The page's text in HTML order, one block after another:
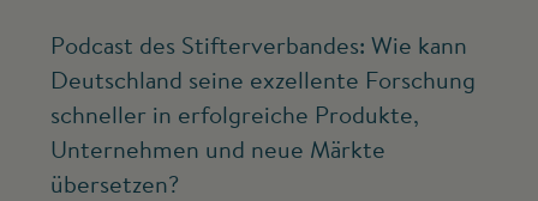
Podcast des Stifterverbandes: Wie kann
Deutschland seine exzellente Forschung
schneller in erfolgreiche Produkte,
Unternehmen und neue Märkte
übersetzen?